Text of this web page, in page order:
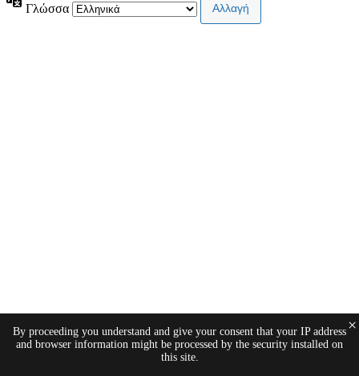
Γλώσσα
By proceeding you understand and give your consent that your IP address
and browser information might be processed by the security installed on
this site.
×